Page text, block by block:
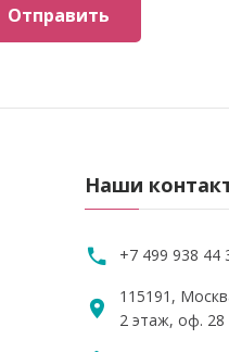
Отправить
Наши
+7 499 938 44
115191,
2 этаж, оф. 28